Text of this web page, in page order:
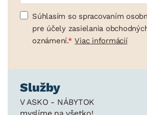
Súhlasím so spracovaním
pre účely zasielania
oznámení.
Viac informácií
Služby
V ASKO - NÁBYTOK
myslíme na všetko!